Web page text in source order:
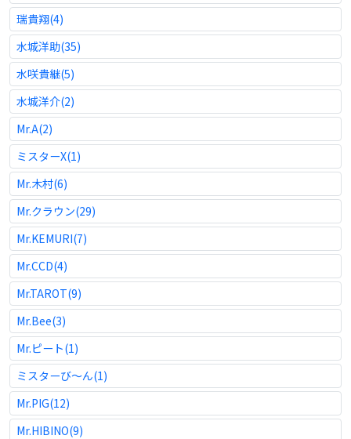
瑞貴翔(4)
水城洋助(35)
水咲貴継(5)
水城洋介(2)
Mr.A(2)
ミスターX(1)
Mr.木村(6)
Mr.クラウン(29)
Mr.KEMURI(7)
Mr.CCD(4)
Mr.TAROT(9)
Mr.Bee(3)
Mr.ピート(1)
ミスターび〜ん(1)
Mr.PIG(12)
Mr.HIBINO(9)